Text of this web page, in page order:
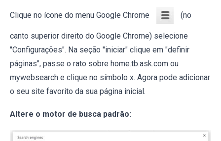
Clique no ícone do menu Google Chrome (no
canto superior direito do Google Chrome) selecione
"Configurações". Na seção "iniciar" clique em "definir
páginas", passe o rato sobre home.tb.ask.com ou
mywebsearch e clique no símbolo x. Agora pode adicionar
o seu site favorito da sua página inicial.
Altere o motor de busca padrão: